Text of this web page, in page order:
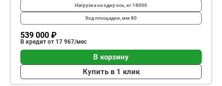
Нагрузка на одну ось, кг18000
Ход площадки, мм 80
539 000 ₽
В кредит от 17 967/мес
В корзину
Купить в 1 клик